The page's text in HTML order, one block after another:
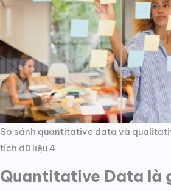
So sánh quantitative data và
tích dữ liệu 4
Quantitative Data là